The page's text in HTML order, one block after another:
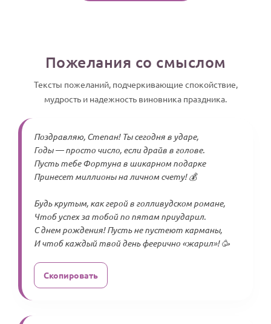
Пожелания со смыслом
Тексты пожеланий, подчеркивающие спокойствие,
мудрость и надежность виновника праздника.
Поздравляю, Степан! Ты сегодня в ударе,
Годы — просто число, если драйв в голове.
Пусть тебе Фортуна в шикарном подарке
Принесет миллионы на личном счету! 💰
Будь крутым, как герой в голливудском романе,
Чтоб успех за тобой по пятам приударил.
С днем рождения! Пусть не пустеют карманы,
И чтоб каждый твой день феерично «жарил»! 🥳
Скопировать